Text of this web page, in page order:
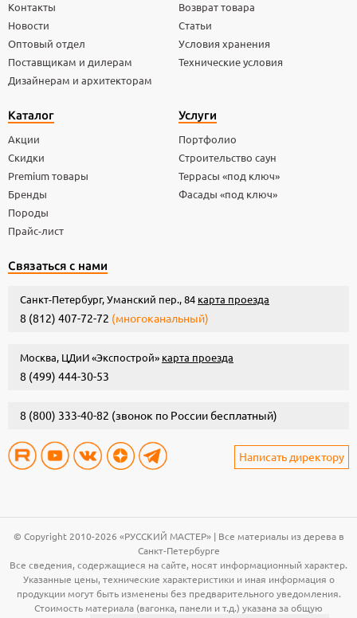
Контакты
Новости
Оптовый отдел
Поставщикам и дилерам
Дизайнерам и архитекторам
Возврат товара
Статьи
Условия хранения
Технические условия
Каталог
Акции
Скидки
Premium товары
Бренды
Породы
Прайс-лист
Услуги
Портфолио
Строительство саун
Террасы «под ключ»
Фасады «под ключ»
Связаться с нами
Санкт-Петербург, Уманский пер., 84 карта проезда
8 (812) 407-72-72 (многоканальный)
Москва, ЦДиИ «Экспострой» карта проезда
8 (499) 444-30-53
8 (800) 333-40-82 (звонок по России бесплатный)
Написать директору
© Copyright 2010-2026 «РУССКИЙ МАСТЕР» | Все материалы из дерева в
Санкт-Петербурге
Все сведения, содержащиеся на сайте, носят информационный характер.
Указанные цены, технические характеристики и иная информация о
продукции могут быть изменены без предварительного уведомления.
Стоимость материала (вагонка, панели и т.д.) указана за общую